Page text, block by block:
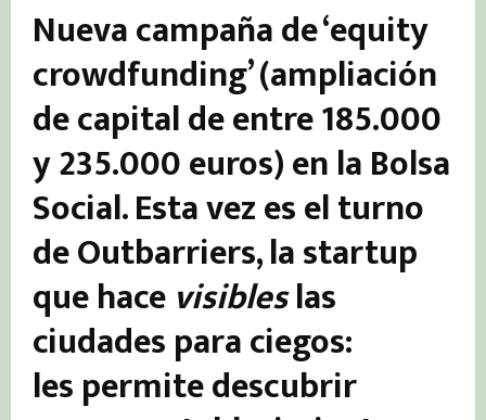
Nueva campaña de ‘equity
crowdfunding’ (ampliación
de capital de entre 185.000
y 235.000 euros) en la Bolsa
Social. Esta vez es el turno
deOutbarriers, la startup
que hace visibleslas
ciudades para ciegos:
lespermite descubrir